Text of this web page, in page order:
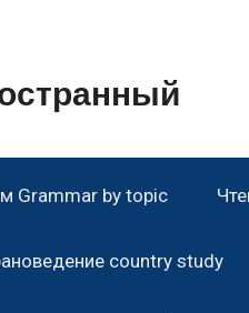
Grammar by topic
country study